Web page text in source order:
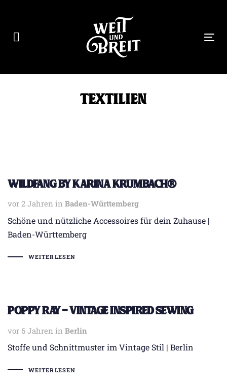
Inhalt
Textilien
Wildfang by karina krumbach®
vor 2 Jahren in
Tags Baden-Württemberg
Schöne und nützliche Accessoires für dein Zuhause |
Baden-Württemberg
WEITERLESEN
Poppy Ray – Vintage inspired sewing
vor 6 Jahren in
Tags Berlin
Stoffe und Schnittmuster im Vintage Stil | Berlin
WEITERLESEN